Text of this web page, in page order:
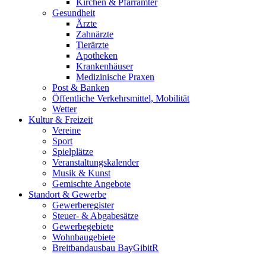
Kirchen & Pfarrämter
Gesundheit
Ärzte
Zahnärzte
Tierärzte
Apotheken
Krankenhäuser
Medizinische Praxen
Post & Banken
Öffentliche Verkehrsmittel, Mobilität
Wetter
Kultur & Freizeit
Vereine
Sport
Spielplätze
Veranstaltungskalender
Musik & Kunst
Gemischte Angebote
Standort & Gewerbe
Gewerberegister
Steuer- & Abgabesätze
Gewerbegebiete
Wohnbaugebiete
Breitbandausbau BayGibitR